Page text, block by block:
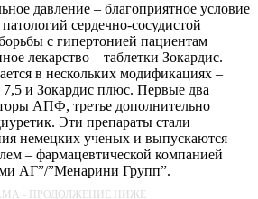
давление – благоприятное условие
сердечно-сосудистой
с гипертонией пациентам
лекарство – таблетки Зокардис.
в нескольких модификациях –
7,5 и Зокардис плюс. Первые два
АПФ, третье дополнительно
Эти препараты стали
немецких ученых и выпускаются
– фармацевтической компанией
АГ”/”Менарини Групп”.